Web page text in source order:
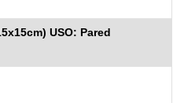
USO: Pared